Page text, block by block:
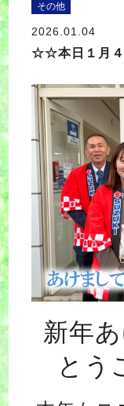
その他
2026.01.04
☆☆本日１月
新年
とう